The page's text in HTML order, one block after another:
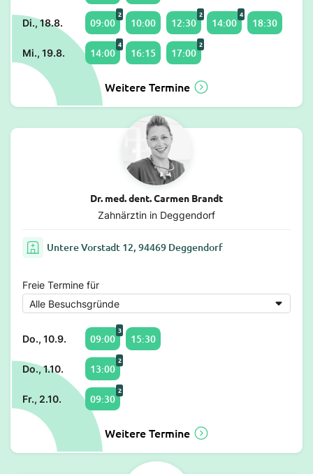
Di., 18.8. 09:00
2
10:00 12:30
2
14:00
4
18:30
Mi., 19.8. 14:00
4
16:15 17:00
2
Weitere Termine
Dr. med. dent. Carmen Brandt
Zahnärztin in Deggendorf
Untere Vorstadt 12, 94469 Deggendorf
Freie Termine für
Do., 10.9. 09:00
3
15:30
Do., 1.10. 13:00
2
Fr., 2.10. 09:30
2
Weitere Termine